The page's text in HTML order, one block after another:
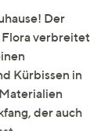
Der
Flora verbreitet
Kürbissen in
der auch